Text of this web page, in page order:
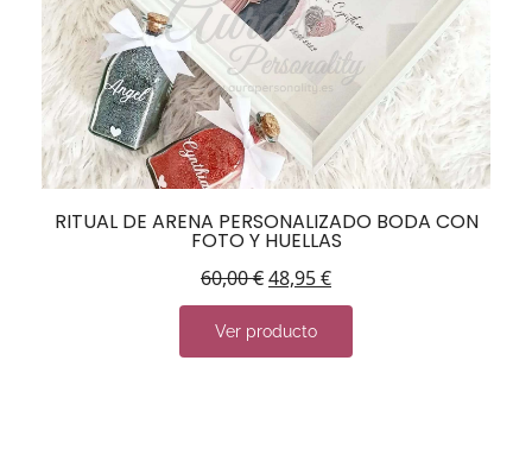
RITUAL DE ARENA PERSONALIZADO BODA CON
FOTO Y HUELLAS
60,00€48,95€
Ver producto